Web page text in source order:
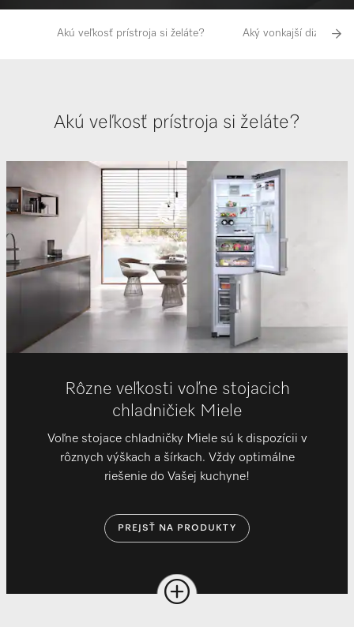
Akú veľkosť prístroja si želáte? Aký vonkajší dizajn
Akú veľkosť prístroja si želáte?
Rôzne veľkosti voľne stojacich
chladničiek Miele
Voľne stojace chladničky Miele sú k dispozícii v
rôznych výškach a šírkach. Vždy optimálne
riešenie do Vašej kuchyne!
PREJSŤ NA PRODUKTY